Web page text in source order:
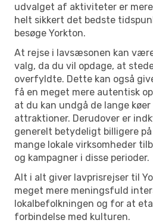
udvalget af aktiviteter er
helt sikkert det bedste
besøge Yorkton.
At rejse i lavsæsonen kan
valg, da du vil opdage, at
overfyldte. Dette kan også
få en meget mere autentisk
at du kan undgå de lange
attraktioner. Derudover er
generelt betydeligt billigere
mange lokale virksomheder
og kampagner i disse perioder.
Alt i alt giver lavprisrejser til
meget mere meningsfuld
lokalbefolkningen og for at
forbindelse med kulturen.